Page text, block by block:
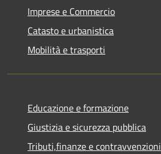
Imprese e Commercio
Catasto e urbanistica
Mobilità e trasporti
Educazione e formazione
Giustizia e sicurezza pubblica
Tributi,finanze e contravvenzioni